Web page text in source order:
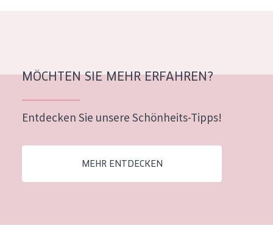
Alter: 35 to 55
MÖCHTEN SIE MEHR ERFAHREN?
Entdecken Sie unsere Schönheits-Tipps!
MEHR ENTDECKEN